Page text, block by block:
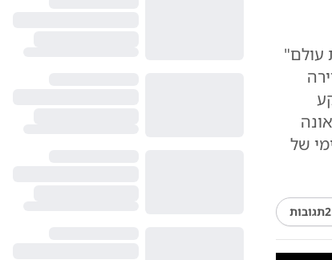
עולם"
של
תגובות